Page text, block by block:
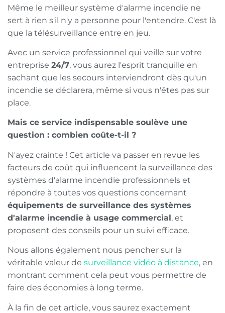
Même le meilleur système d'alarme incendie ne
sert à rien s'il n'y a personne pour l'entendre. C'est là
que la télésurveillance entre en jeu.
Avec un service professionnel qui veille sur votre
entreprise 24/7, vous aurez l'esprit tranquille en
sachant que les secours interviendront dès qu'un
incendie se déclarera, même si vous n'êtes pas sur
place.
Mais ce service indispensable soulève une
question : combien coûte-t-il ?
N'ayez crainte ! Cet article va passer en revue les
facteurs de coût qui influencent la surveillance des
systèmes d'alarme incendie professionnels et
répondre à toutes vos questions concernant
équipements de surveillance des systèmes
d'alarme incendie à usage commercial, et
proposent des conseils pour un suivi efficace.
Nous allons également nous pencher sur la
véritable valeur de surveillance vidéo à distance, en
montrant comment cela peut vous permettre de
faire des économies à long terme.
À la fin de cet article, vous saurez exactement